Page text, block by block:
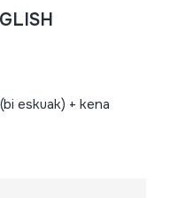
eskuak) + kena